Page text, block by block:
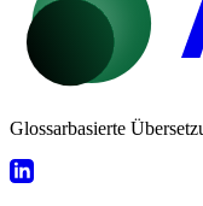
Glossarbasierte